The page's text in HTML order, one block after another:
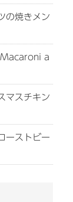
の焼きメン
Macaroni a
マスチキン
ーストビー